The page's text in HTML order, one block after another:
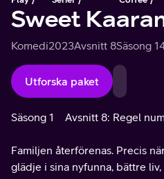
Sweet
Komedi2023Avsnitt 8Säsong 1
Utforska paket
Säsong 1 Avsnitt 8: Regel
Familjen återförenas. Precis
glädje i sina nyfunna, bättre